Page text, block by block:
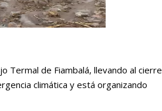
Termal de Fiambalá, llevando al cierre
climática y está organizando